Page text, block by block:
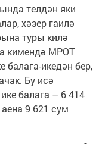
телдән яки
хәзер гаилә
туры килә
кимендә МРОТ
икедән бер,
Бу исә
балага – 6 414
9 621 сум